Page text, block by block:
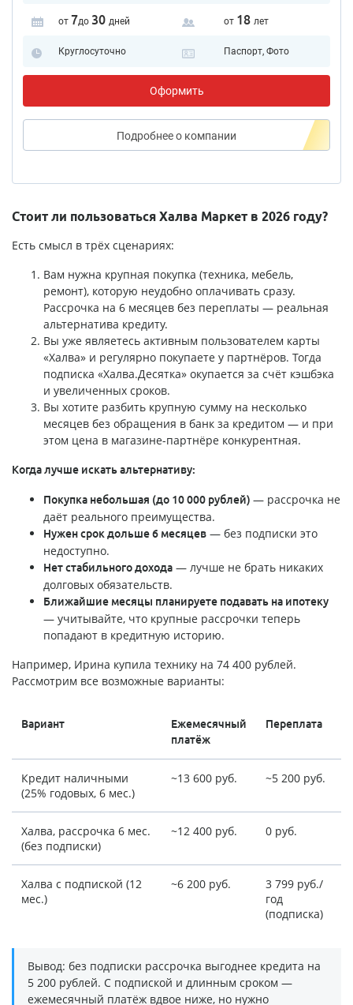
от 7до 30 дней от 18 лет
Круглосуточно Паспорт, Фото
Оформить
Подробнеео компании
Стоит ли пользоваться Халва Маркет в 2026 году?
Есть смысл в трёх сценариях:
Вам нужна крупная покупка (техника, мебель,
ремонт), которую неудобно оплачивать сразу.
Рассрочка на 6 месяцев без переплаты — реальная
альтернатива кредиту.
Вы уже являетесь активным пользователем карты
«Халва» и регулярно покупаете у партнёров. Тогда
подписка «Халва.Десятка» окупается за счёт кэшбэка
и увеличенных сроков.
Вы хотите разбить крупную сумму на несколько
месяцев без обращения в банк за кредитом — и при
этом цена в магазине-партнёре конкурентная.
Когда лучше искать альтернативу:
Покупка небольшая (до 10 000 рублей) — рассрочка не
даёт реального преимущества.
Нужен срок дольше 6 месяцев — без подписки это
недоступно.
Нет стабильного дохода — лучше не брать никаких
долговых обязательств.
Ближайшие месяцы планируете подавать на ипотеку
— учитывайте, что крупные рассрочки теперь
попадают в кредитную историю.
Например, Ирина купила технику на 74 400 рублей.
Рассмотрим все возможные варианты:
Вариант
Ежемесячный
платёж
Переплата
Кредит наличными
(25% годовых, 6 мес.)
~13 600 руб. ~5 200 руб.
Халва, рассрочка 6 мес.
(без подписки)
~12 400 руб. 0 руб.
Халва с подпиской (12
мес.)
~6 200 руб.
3 799 руб./
год
(подписка)
Вывод: без подписки рассрочка выгоднее кредита на
5 200 рублей. С подпиской и длинным сроком —
ежемесячный платёж вдвое ниже, но нужно